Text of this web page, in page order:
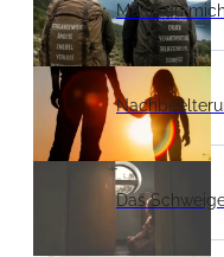
Mach du
Das